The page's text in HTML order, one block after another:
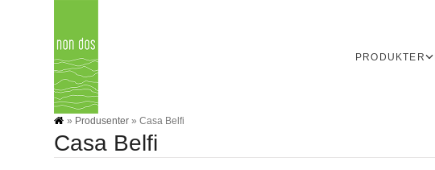
PRODUKTER
» Produsenter »Casa Belfi
Casa Belfi